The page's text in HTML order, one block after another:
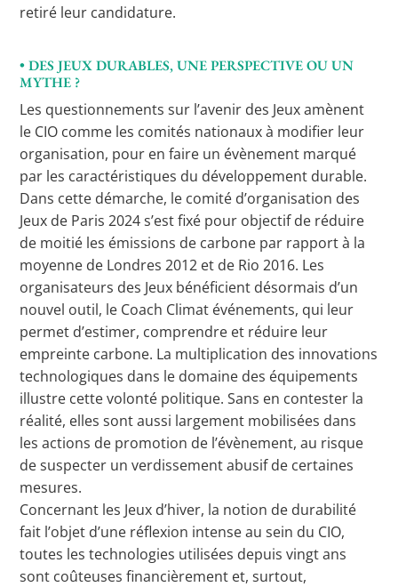
retiré leur candidature.
• DES JEUX DURABLES, UNE PERSPECTIVE OU UN
MYTHE ?
Les questionnements sur l’avenir des Jeux amènent
le CIO comme les comités nationaux à modifier leur
organisation, pour en faire un évènement marqué
par les caractéristiques du développement durable.
Dans cette démarche, le comité d’organisation des
Jeux de Paris 2024 s’est fixé pour objectif de réduire
de moitié les émissions de carbone par rapport à la
moyenne de Londres 2012 et de Rio 2016. Les
organisateurs des Jeux bénéficient désormais d’un
nouvel outil, le Coach Climat événements, qui leur
permet d’estimer, comprendre et réduire leur
empreinte carbone. La multiplication des innovations
technologiques dans le domaine des équipements
illustre cette volonté politique. Sans en contester la
réalité, elles sont aussi largement mobilisées dans
les actions de promotion de l’évènement, au risque
de suspecter un verdissement abusif de certaines
mesures.
Concernant les Jeux d’hiver, la notion de durabilité
fait l’objet d’une réflexion intense au sein du CIO,
toutes les technologies utilisées depuis vingt ans
sont coûteuses financièrement et, surtout,